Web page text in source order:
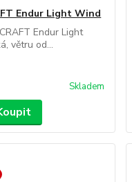
Endur Light Wind
Endur Light
větru od...
Skladem